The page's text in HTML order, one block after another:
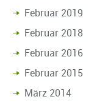
Februar 2019
Februar 2018
Februar 2016
Februar 2015
März 2014